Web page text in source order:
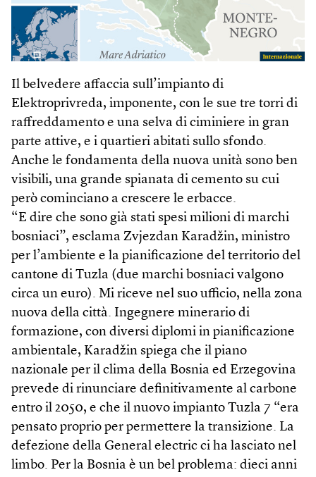
Il belvedere affaccia sull’impianto di
Elektroprivreda, imponente, con le sue tre torri di
raffreddamento e una selva di ciminiere in gran
parte attive, e i quartieri abitati sullo sfondo.
Anche le fondamenta della nuova unità sono ben
visibili, una grande spianata di cemento su cui
però cominciano a crescere le erbacce.
“E dire che sono già stati spesi milioni di marchi
bosniaci”, esclama Zvjezdan Karadžin, ministro
per l’ambiente e la pianificazione del territorio del
cantone di Tuzla (due marchi bosniaci valgono
circa un euro). Mi riceve nel suo ufficio, nella zona
nuova della città. Ingegnere minerario di
formazione, con diversi diplomi in pianificazione
ambientale, Karadžin spiega che il piano
nazionale per il clima della Bosnia ed Erzegovina
prevede di rinunciare definitivamente al carbone
entro il 2050, e che il nuovo impianto Tuzla 7 “era
pensato proprio per permettere la transizione. La
defezione della General electric ci ha lasciato nel
limbo. Per la Bosnia è un bel problema: dieci anni